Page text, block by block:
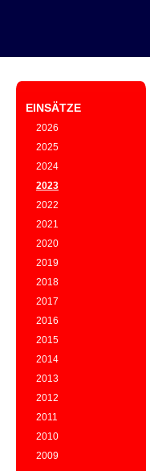
EINSÄTZE
2026
2025
2024
2023
2022
2021
2020
2019
2018
2017
2016
2015
2014
2013
2012
2011
2010
2009